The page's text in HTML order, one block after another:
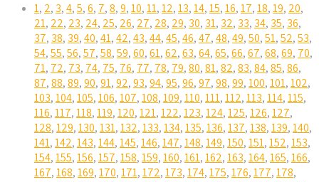
1, 2, 3,4,5,6, 7,8,9,10,11,12,13,14,15,16,17,18,19, 20,
21, 22, 23, 24, 25, 26, 27, 28, 29, 30, 31, 32, 33, 34, 35, 36,
37, 38, 39,40,41,42,43,44,45,46,47,48,49,50,51,52,53,
54,55,56,57,58,59,60,61,62,63,64,65,66,67,68,69, 70,
71, 72, 73, 74, 75, 76, 77, 78, 79,80,81,82,83,84,85,86,
87,88,89,90,91,92,93,94,95,96,97,98,99,100,101,102,
103,104,105,106,107,108,109,110,111,112,113,114,115,
116,117,118,119,120,121,122,123,124,125,126,127,
128,129,130,131,132,133,134,135,136,137,138,139,140,
141,142,143,144,145,146,147,148,149,150,151,152,153,
154,155,156,157,158,159,160,161,162,163,164,165,166,
167,168,169,170,171,172,173,174,175,176,177,178,